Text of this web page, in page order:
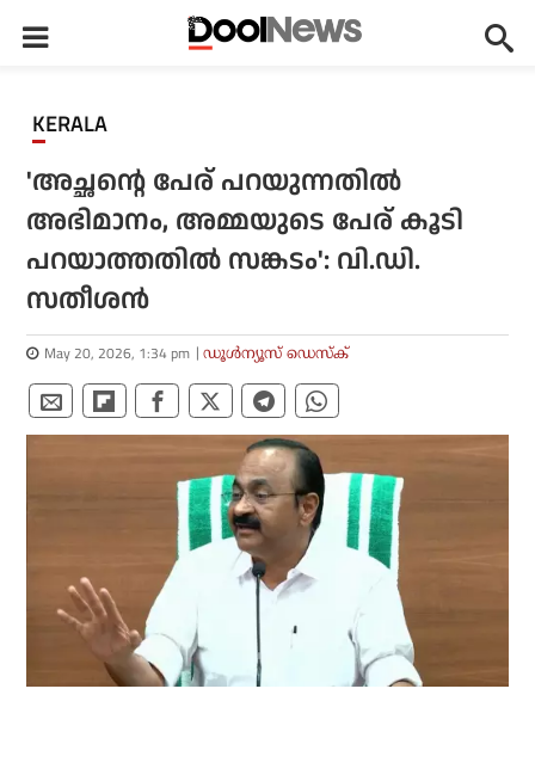
KERALA
'അച്ഛന്റെ പേര് പറയുന്നതില്‍
അഭിമാനം, അമ്മയുടെ പേര് കൂടി
പറയാത്തതില്‍ സങ്കടം': വി.ഡി.
സതീശന്‍
May 20, 2026, 1:34 pm ഡൂള്‍ന്യൂസ് ഡെസ്‌ക്